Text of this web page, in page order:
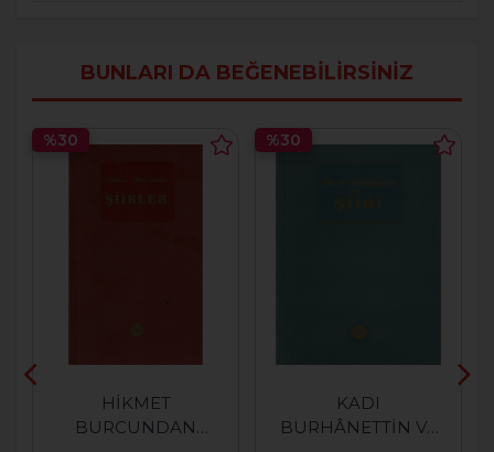
BUNLARI DA BEĞENEBILIRSINIZ
HİKMET
BURCUNDAN
%30
KADI
BURHÂNETTİN VE
%30